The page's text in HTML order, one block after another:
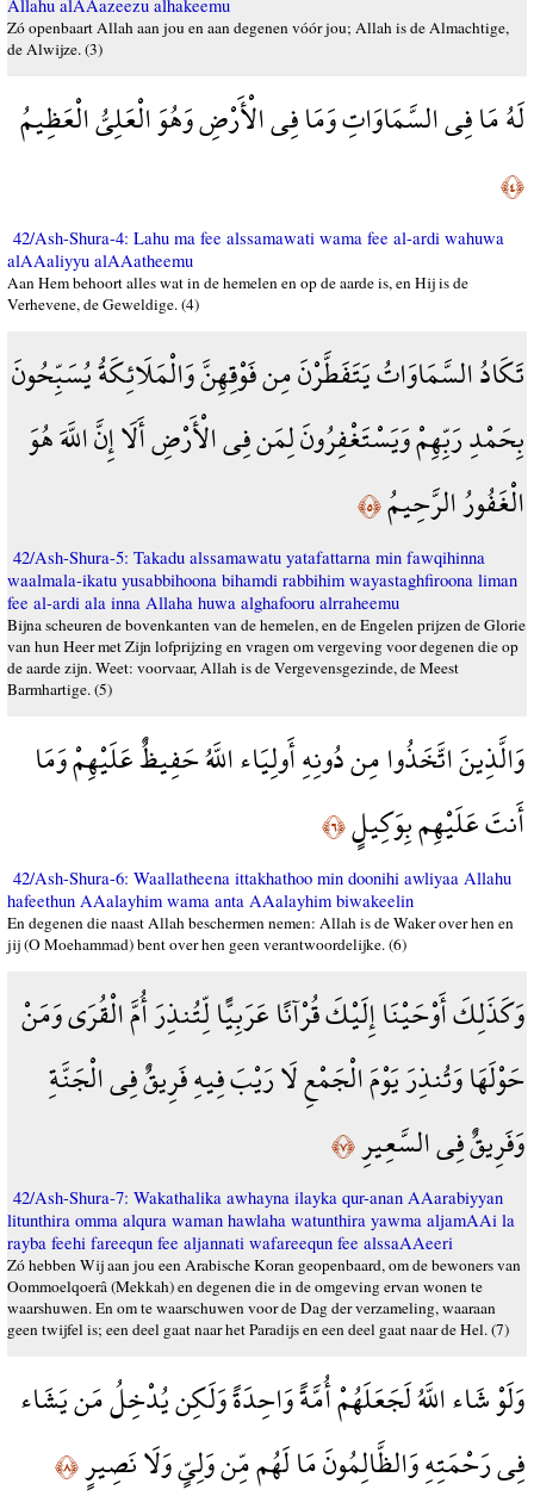
Allahu alAAazeezu alhakeemu
Zó openbaart Allah aan jou en aan degenen vóór jou; Allah is de Almachtige,
de Alwijze. (3)
لَهُ مَا فِي السَّمَاوَاتِ وَمَا فِي الْأَرْضِ وَهُوَ الْعَلِيُّ الْعَظِيمُ
﴿٤﴾
42/Ash-Shura-4: Lahu ma fee alssamawati wama fee al-ardi wahuwa
alAAaliyyu alAAatheemu
Aan Hem behoort alles wat in de hemelen en op de aarde is, en Hij is de
Verhevene, de Geweldige. (4)
تَكَادُ السَّمَاوَاتُ يَتَفَطَّرْنَ مِن فَوْقِهِنَّ وَالْمَلَائِكَةُ يُسَبِّحُونَ
بِحَمْدِ رَبِّهِمْ وَيَسْتَغْفِرُونَ لِمَن فِي الْأَرْضِ أَلَا إِنَّ اللَّهَ هُوَ
الْغَفُورُ الرَّحِيمُ﴿٥﴾
42/Ash-Shura-5: Takadu alssamawatu yatafattarna min fawqihinna
waalmala-ikatu yusabbihoona bihamdi rabbihim wayastaghfiroona liman
fee al-ardi ala inna Allaha huwa alghafooru alrraheemu
Bijna scheuren de bovenkanten van de hemelen, en de Engelen prijzen de Glorie
van hun Heer met Zijn lofprijzing en vragen om vergeving voor degenen die op
de aarde zijn. Weet: voorvaar, Allah is de Vergevensgezinde, de Meest
Barmhartige. (5)
وَالَّذِينَ اتَّخَذُوا مِن دُونِهِ أَولِيَاء اللَّهُ حَفِيظٌ عَلَيْهِمْ وَمَا
أَنتَ عَلَيْهِم بِوَكِيلٍ﴿٦﴾
42/Ash-Shura-6: Waallatheena ittakhathoo min doonihi awliyaa Allahu
hafeethun AAalayhim wama anta AAalayhim biwakeelin
En degenen die naast Allah beschermen nemen: Allah is de Waker over hen en
jij (O Moehammad) bent over hen geen verantwoordelijke. (6)
وَكَذَلِكَ أَوْحَيْنَا إِلَيْكَ قُرْآنًا عَرَبِيًّا لِّتُنذِرَ أُمَّ الْقُرَى وَمَنْ
حَوْلَهَا وَتُنذِرَ يَوْمَ الْجَمْعِ لَا رَيْبَ فِيهِ فَرِيقٌ فِي الْجَنَّةِ
وَفَرِيقٌ فِي السَّعِيرِ﴿٧﴾
42/Ash-Shura-7: Wakathalika awhayna ilayka qur-anan AAarabiyyan
litunthira omma alqura waman hawlaha watunthira yawma aljamAAi la
rayba feehi fareequn fee aljannati wafareequn fee alssaAAeeri
Zó hebben Wij aan jou een Arabische Koran geopenbaard, om de bewoners van
Oommoelqoerâ (Mekkah) en degenen die in de omgeving ervan wonen te
waarshuwen. En om te waarschuwen voor de Dag der verzameling, waaraan
geen twijfel is; een deel gaat naar het Paradijs en een deel gaat naar de Hel. (7)
وَلَوْ شَاء اللَّهُ لَجَعَلَهُمْ أُمَّةً وَاحِدَةً وَلَكِن يُدْخِلُ مَن يَشَاء
فِي رَحْمَتِهِ وَالظَّالِمُونَ مَا لَهُم مِّن وَلِيٍّ وَلَا نَصِيرٍ﴿٨﴾